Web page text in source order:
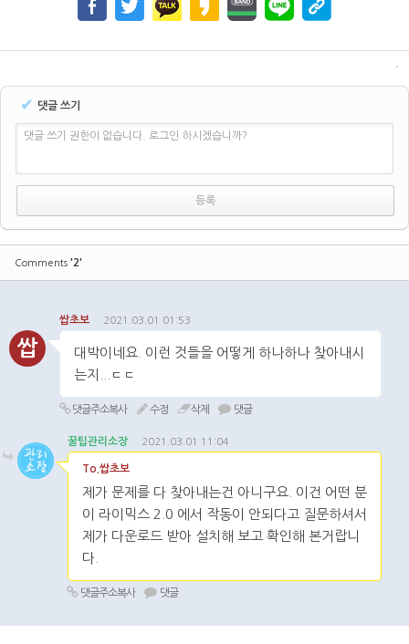
✔ 댓글 쓰기
댓글 쓰기 권한이 없습니다. 로그인 하시겠습니까?
Comments '2'
쌉
쌉초보 2021.03.01 01:53
대박이네요. 이런 것들을 어떻게 하나하나 찾아내시
는지...ㄷㄷ
댓글주소복사 수정 삭제 댓글
꿀팁관리소장 2021.03.01 11:04
To.쌉초보
제가 문제를 다 찾아내는건 아니구요. 이건 어떤 분
이 라이믹스 2.0 에서 작동이 안되다고 질문하셔서
제가 다운로드 받아 설치해 보고 확인해 본거랍니
다.
댓글주소복사 댓글